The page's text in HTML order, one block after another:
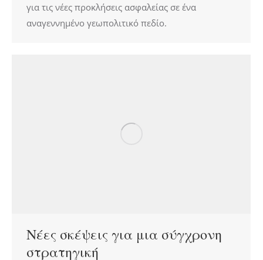
για τις νέες προκλήσεις ασφαλείας σε ένα
αναγεννημένο γεωπολιτικό πεδίο.
Νέες σκέψεις για μια σύγχρονη
στρατηγική